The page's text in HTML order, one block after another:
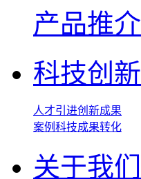
产品推介
科技创新
人才引进创新成果
案例 科技成果转化
关于我们